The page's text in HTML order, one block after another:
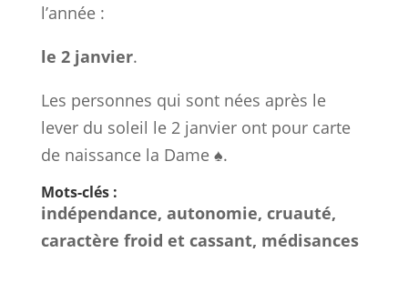
l’année :
le 2 janvier.
Les personnes qui sont nées après le
lever du soleil le 2 janvier ont pour carte
de naissance la Dame ♠.
Mots-clés :
indépendance, autonomie, cruauté,
caractère froid et cassant, médisances